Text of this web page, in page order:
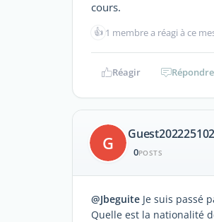
cours.
👍 1 membre a réagi à ce
Réagir Répondre
G 0POSTS
@Jbeguite Je suis passé
Quelle est la nationalité